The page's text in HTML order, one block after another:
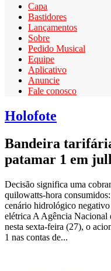
Capa
Bastidores
Lançamentos
Sobre
Pedido Musical
Equipe
Aplicativo
Anuncie
Fale conosco
Holofote
Bandeira
patamar 1 em
Decisão significa uma
quilowatts-hora
cenário hidrológico
elétrica A Agência
nesta sexta-feira (27), o
1 nas contas de...